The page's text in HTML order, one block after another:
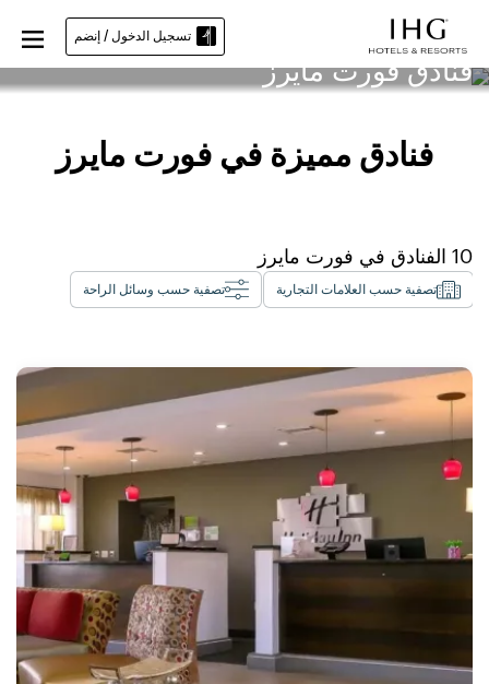
تسجيل الدخول / إنضم
فنادق فورت مايرز
فنادق مميزة في فورت مايرز
10 الفنادق في فورت مايرز
تصفية حسب العلامات التجارية تصفية حسب وسائل الراحة